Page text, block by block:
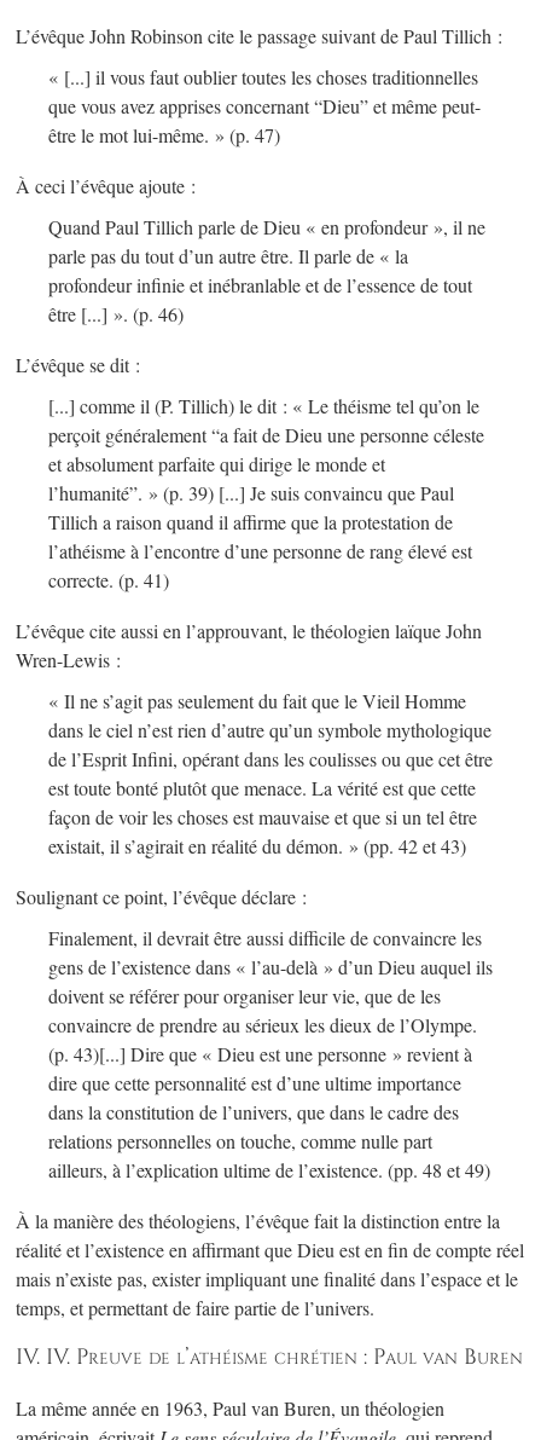
L’évêque John Robinson cite le passage suivant de Paul Tillich :
« [...] il vous faut oublier toutes les choses traditionnelles
que vous avez apprises concernant “Dieu” et même peut-
être le mot lui-même. » (p. 47)
À ceci l’évêque ajoute :
Quand Paul Tillich parle de Dieu « en profondeur », il ne
parle pas du tout d’un autre être. Il parle de « la
profondeur infinie et inébranlable et de l’essence de tout
être [...] ». (p. 46)
L’évêque se dit :
[...] comme il (P. Tillich) le dit : « Le théisme tel qu’on le
perçoit généralement “a fait de Dieu une personne céleste
et absolument parfaite qui dirige le monde et
l’humanité”. » (p. 39) [...] Je suis convaincu que Paul
Tillich a raison quand il affirme que la protestation de
l’athéisme à l’encontre d’une personne de rang élevé est
correcte. (p. 41)
L’évêque cite aussi en l’approuvant, le théologien laïque John
Wren-Lewis :
« Il ne s’agit pas seulement du fait que le Vieil Homme
dans le ciel n’est rien d’autre qu’un symbole mythologique
de l’Esprit Infini, opérant dans les coulisses ou que cet être
est toute bonté plutôt que menace. La vérité est que cette
façon de voir les choses est mauvaise et que si un tel être
existait, il s’agirait en réalité du démon. » (pp. 42 et 43)
Soulignant ce point, l’évêque déclare :
Finalement, il devrait être aussi difficile de convaincre les
gens de l’existence dans « l’au-delà » d’un Dieu auquel ils
doivent se référer pour organiser leur vie, que de les
convaincre de prendre au sérieux les dieux de l’Olympe.
(p. 43)[...] Dire que « Dieu est une personne » revient à
dire que cette personnalité est d’une ultime importance
dans la constitution de l’univers, que dans le cadre des
relations personnelles on touche, comme nulle part
ailleurs, à l’explication ultime de l’existence. (pp. 48 et 49)
À la manière des théologiens, l’évêque fait la distinction entre la
réalité et l’existence en affirmant que Dieu est en fin de compte réel
mais n’existe pas, exister impliquant une finalité dans l’espace et le
temps, et permettant de faire partie de l’univers.
IV. IV. Preuve de l’athéisme chrétien : Paul van Buren
La même année en 1963, Paul van Buren, un théologien